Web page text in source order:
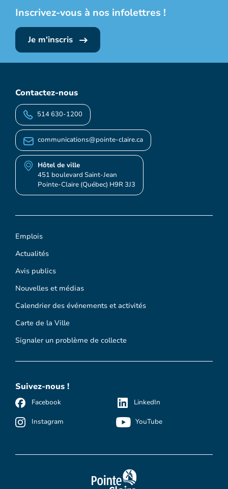
Inscrivez-vous à nos infolettres !
Je m'inscris
Emplois
Actualités
Avis publics
Nouvelles et médias
Calendrier des événements et activités
Carte de la Ville
Signaler un problème de collecte
Contactez-nous
514 630-1200
communications@pointe-claire.ca
Hôtel de ville
451 boulevard Saint-Jean
Pointe-Claire (Québec) H9R 3J3
Suivez-nous !
Facebook
Instagram
LinkedIn
YouTube